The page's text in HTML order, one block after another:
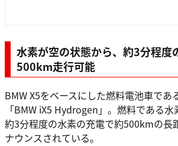
水素が空の状態から、約3分程度
500km走行可能
BMW X5をベースにした燃料電池車であ
「BMW iX5 Hydrogen」。燃料である水
約3分程度の水素の充電で約500kmの長
ナウンスされている。